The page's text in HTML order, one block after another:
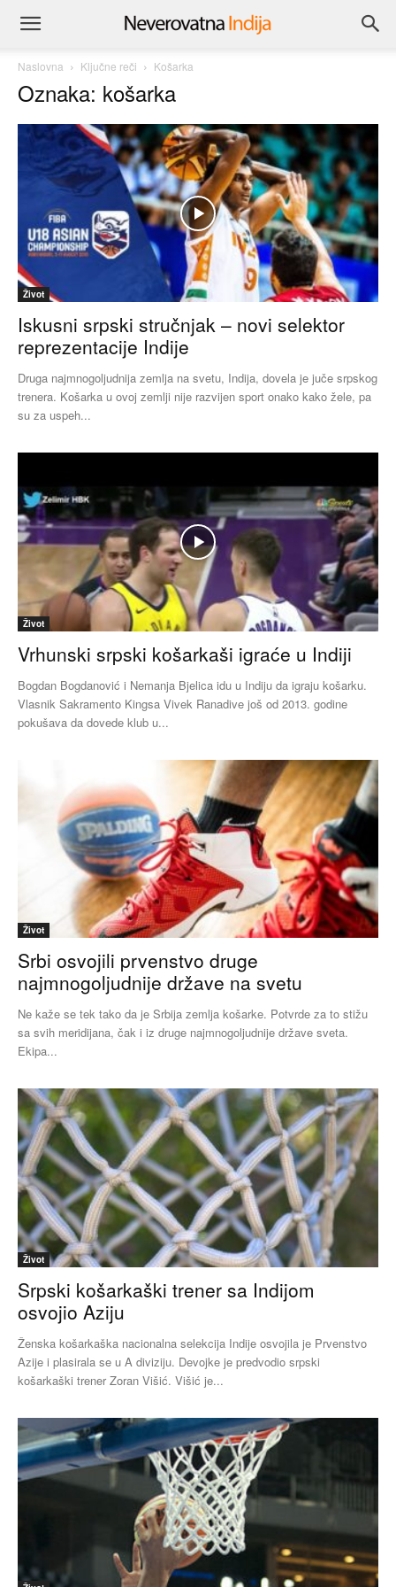
Naslovna Ključne reči Košarka
Oznaka: košarka
Život
Iskusni srpski stručnjak – novi selektor
reprezentacije Indije
Druga najmnogoljudnija zemlja na svetu, Indija, dovela je juče srpskog
trenera. Košarka u ovoj zemlji nije razvijen sport onako kako žele, pa
su za uspeh...
Život
Vrhunski srpski košarkaši igraće u Indiji
Bogdan Bogdanović i Nemanja Bjelica idu u Indiju da igraju košarku.
Vlasnik Sakramento Kingsa Vivek Ranadive još od 2013. godine
pokušava da dovede klub u...
Život
Srbi osvojili prvenstvo druge
najmnogoljudnije države na svetu
Ne kaže se tek tako da je Srbija zemlja košarke. Potvrde za to stižu
sa svih meridijana, čak i iz druge najmnogoljudnije države sveta.
Ekipa...
Život
Srpski košarkaški trener sa Indijom
osvojio Aziju
Ženska košarkaška nacionalna selekcija Indije osvojila je Prvenstvo
Azije i plasirala se u A diviziju. Devojke je predvodio srpski
košarkaški trener Zoran Višić. Višić je...